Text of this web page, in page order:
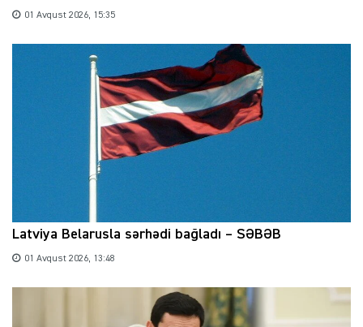
01 Avqust 2026, 15:35
Latviya Belarusla sərhədi bağladı – SƏBƏB
01 Avqust 2026, 13:48